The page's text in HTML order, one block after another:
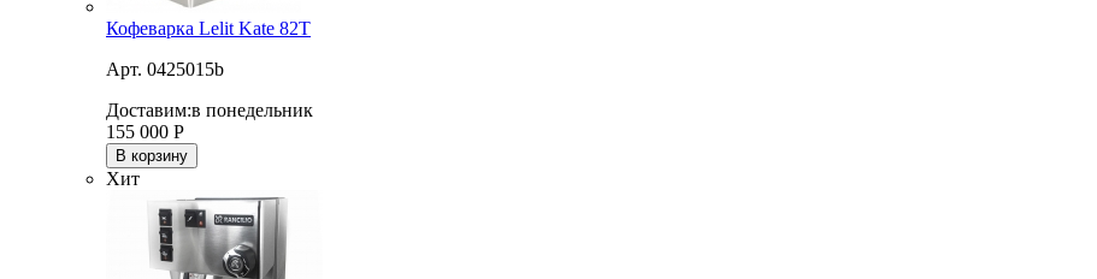
Кофеварка Lelit Kate 82T
Арт. 0425015b
Доставим:в понедельник
155 000 Р
В корзину
Хит